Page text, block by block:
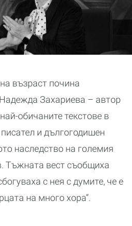
възраст почина
Захариева – автор
обичаните текстове в
и дългогодишен
наследство на големия
Тъжната вест съобщиха
с нея с думите, че е
на много хора“.